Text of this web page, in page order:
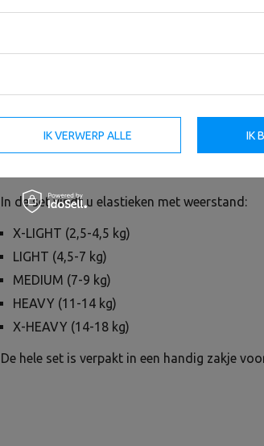
Een set van 5 weerstandsbanden van
rubber is een accessoire dat variatie
sportschool. Dankzij de verschillende
de oefeningen aanpassen aan uw behoeften.
Dankzij de verschillende
In de set vindt u elastieken met weerstand:
X-LIGHT (2,5-4,5 kg)
LIGHT (4,5-7 kg)
MEDIUM (7-9 kg)
HEAVY (11-14 kg)
X-HEAVY (14-18 kg)
De hele set is verpakt in een handig zakje
IK VERWERP ALLE IK